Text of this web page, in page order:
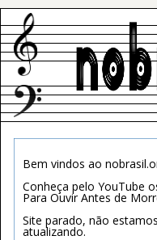
Bem vindos ao
Conheça pelo YouTube
Para Ouvir Antes de
Site parado, não
atualizando.